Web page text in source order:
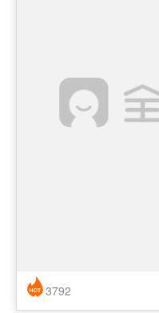
简历风格： 时尚 / 简洁 / 应届生
3792